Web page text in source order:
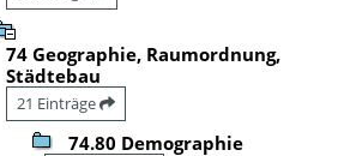
74 Geographie, Raumordnung,
Städtebau
21 Einträge
74.80 Demographie